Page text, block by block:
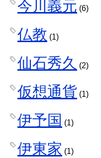
今川義元 (6)
仏教 (1)
仙石秀久 (2)
仮想通貨 (1)
伊予国 (1)
伊東家 (1)